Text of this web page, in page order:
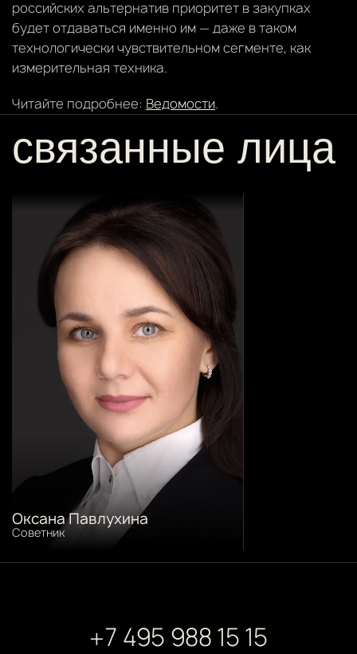
российских альтернатив приоритет в закупках
будет отдаваться именно им — даже в таком
технологически чувствительном сегменте, как
измерительная техника.
Читайте подробнее: Ведомости.
связанные лица
Оксана Павлухина
Cоветник
+7 495 988 15 15